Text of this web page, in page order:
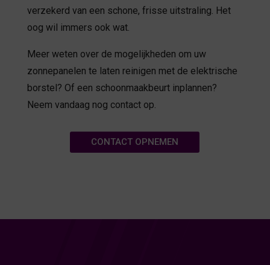
verzekerd van een schone, frisse uitstraling. Het
oog wil immers ook wat.
Meer weten over de mogelijkheden om uw
zonnepanelen te laten reinigen met de elektrische
borstel? Of een schoonmaakbeurt inplannen?
Neem vandaag nog contact op.
CONTACT OPNEMEN